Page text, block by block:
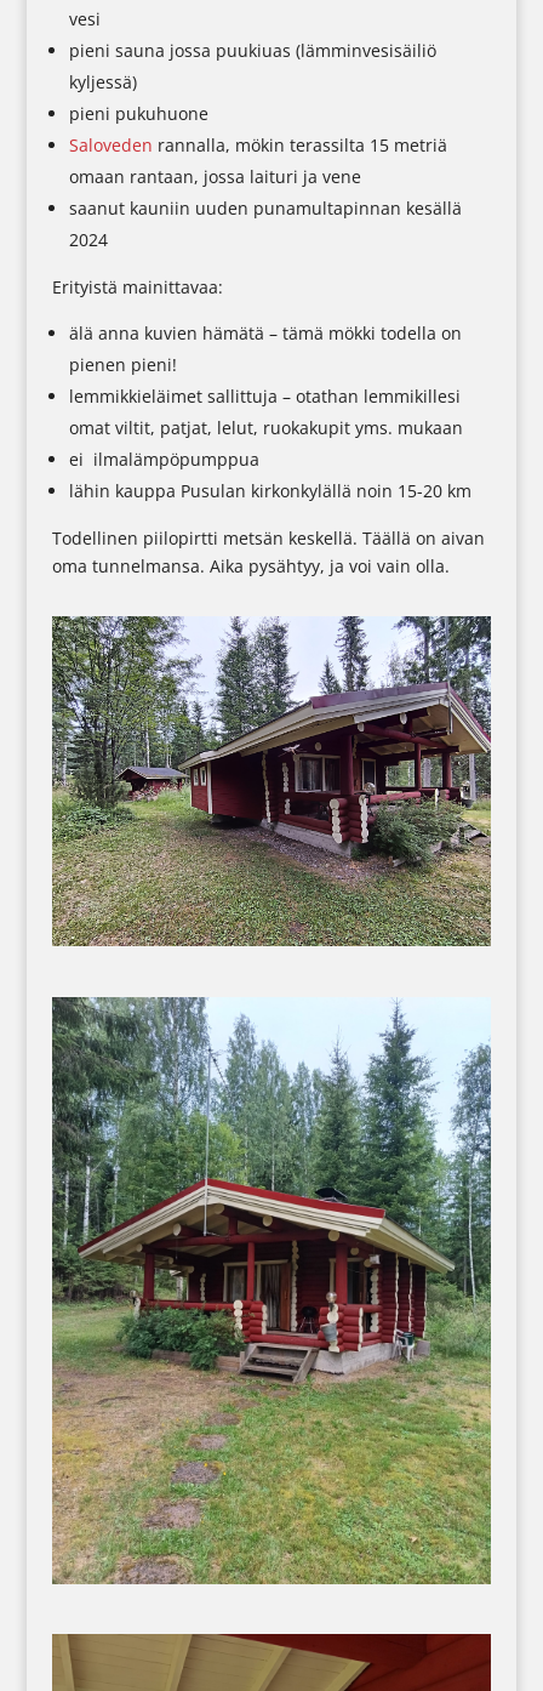
vesi
pieni sauna jossa puukiuas (lämminvesisäiliö
kyljessä)
pieni pukuhuone
Saloveden rannalla, mökin terassilta 15 metriä
omaan rantaan, jossa laituri ja vene
saanut kauniin uuden punamultapinnan kesällä
2024
Erityistä mainittavaa:
älä anna kuvien hämätä – tämä mökki todella on
pienen pieni!
lemmikkieläimet sallittuja – otathan lemmikillesi
omat viltit, patjat, lelut, ruokakupit yms. mukaan
ei ilmalämpöpumppua
lähin kauppa Pusulan kirkonkylällä noin 15-20 km
Todellinen piilopirtti metsän keskellä. Täällä on aivan
oma tunnelmansa. Aika pysähtyy, ja voi vain olla.